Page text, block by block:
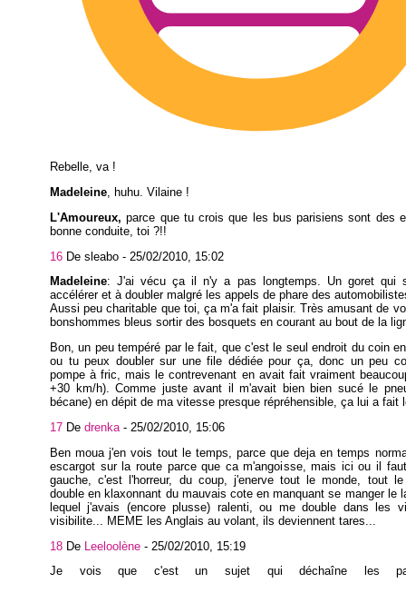
Rebelle, va !
Madeleine , huhu. Vilaine !
L'Amoureux, parce que tu crois que les bus parisiens sont des
bonne conduite, toi ?!!
16 De sleabo - 25/02/2010, 15:02
Madeleine: J'ai vécu ça il n'y a pas longtemps. Un goret qui
accélérer et à doubler malgré les appels de phare des
Aussi peu charitable que toi, ça m'a fait plaisir. Très amusant de
bonshommes bleus sortir des bosquets en courant au bout de la
Bon, un peu tempéré par le fait, que c'est le seul endroit du coin
ou tu peux doubler sur une file dédiée pour ça, donc un peu
pompe à fric, mais le contrevenant en avait fait vraiment
+30 km/h). Comme juste avant il m'avait bien bien sucé le
bécane) en dépit de ma vitesse presque répréhensible, ça lui a fait
17 De drenka - 25/02/2010, 15:06
Ben moua j'en vois tout le temps, parce que deja en temps
escargot sur la route parce que ca m'angoisse, mais ici ou il
gauche, c'est l'horreur, du coup, j'enerve tout le monde, tout
double en klaxonnant du mauvais cote en manquant se manger le
lequel j'avais (encore plusse) ralenti, ou me double dans les
visibilite... MEME les Anglais au volant, ils deviennent tares...
18 De Leeloolène - 25/02/2010, 15:19
Je vois que c'est un sujet qui déchaîne les